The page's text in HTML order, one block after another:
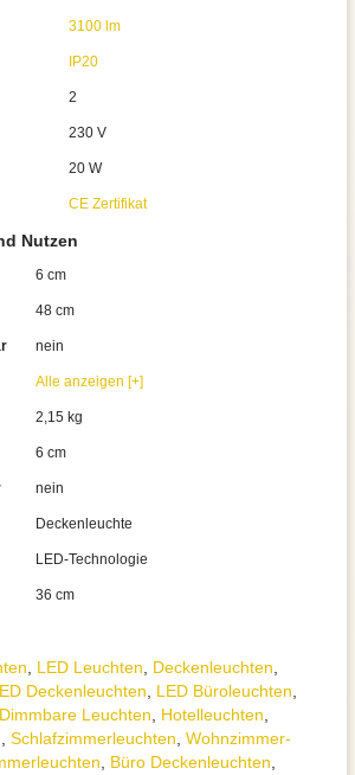
LED Leuchten Decken­leuchten
Deckenleuchten LED Büroleuchten
Dimmbare Leuchten Hotelleuchten
Schlafzimmer­leuchten Wohnzimmer­
Büro Deckenleuchten
3100 lm
IP20
2
230 V
20 W
CE Zertifikat
Nutzen
6 cm
48 cm
nein
Alle anzeigen [+]
2,15 kg
6 cm
nein
Deckenleuchte
LED-Technologie
36 cm